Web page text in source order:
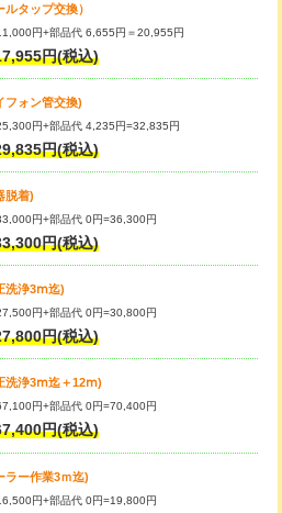
タップ交換）
円+部品代 6,655円＝20,955円
円(税込)
フォン管交換)
円+部品代 4,235円=32,835円
円(税込)
脱着)
円+部品代 0円=36,300円
円(税込)
洗浄3ⅿ迄)
円+部品代 0円=30,800円
円(税込)
洗浄3ⅿ迄＋12ⅿ)
円+部品代 0円=70,400円
円(税込)
ラー作業3ｍ迄)
円+部品代 0円=19,800円